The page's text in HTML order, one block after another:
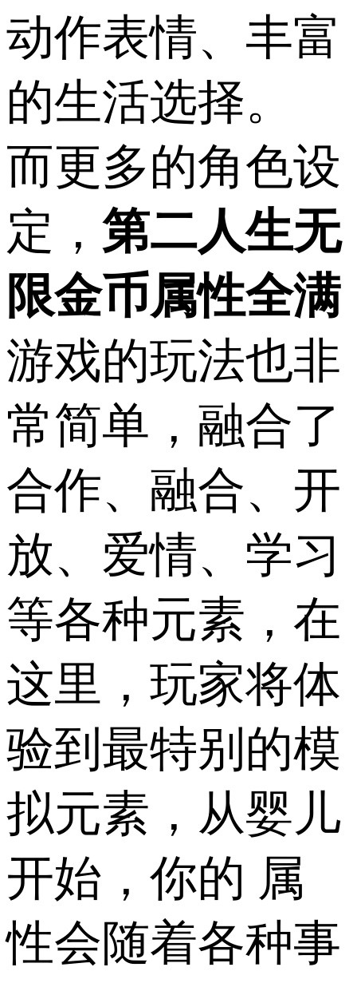
动作表情、丰富
的生活选择。
而更多的角色设
定， 第二人生无
限金币属性全满
游戏的玩法也非
常简单，融合了
合作、融合、开
放、爱情、学习
等各种元素，在
这里，玩家将体
验到最特别的模
拟元素，从婴儿
开始，你的 属
性会随着各种事